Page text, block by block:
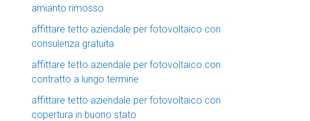
amianto rimosso
affittare tetto aziendale per fotovoltaico con
consulenza gratuita
affittare tetto aziendale per fotovoltaico con
contratto a lungo termine
affittare tetto aziendale per fotovoltaico con
copertura in buono stato